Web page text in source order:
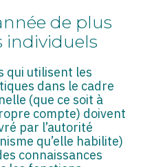
de plus
individuels
qui utilisent les
dans le cadre
(que ce soit à
compte) doivent
par l’autorité
qu’elle habilite)
connaissances